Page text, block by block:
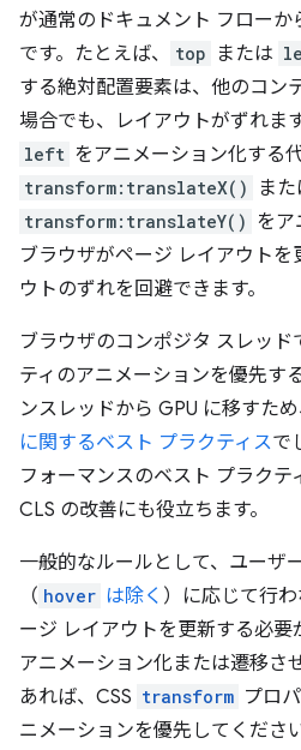
が通常のドキュメント フロー
です。たとえば、
top または
する絶対配置要素は、他のコン
場合でも、レイアウトがずれま
left をアニメーション化する
transform:translateX() また
transform:translateY() をア
ブラウザがページ レイアウト
ウトのずれを回避できます。
ブラウザのコンポジタ スレッド
ティのアニメーションを優先す
ンスレッドから GPU に移すた
に関するベスト プラクティスで
フォーマンスのベスト プラクテ
CLS の改善にも役立ちます。
一般的なルールとして、ユーザ
（ hover は除く ）に応じて行
ージ レイアウトを更新する必要
アニメーション化または遷移さ
あれば、CSS transform プロ
ニメーションを優先してください